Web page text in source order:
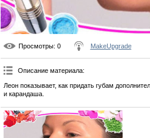
Просмотры: 0 MakeUpgrade
Описание материала:
Леон показывает, как придать губам
и карандаша.